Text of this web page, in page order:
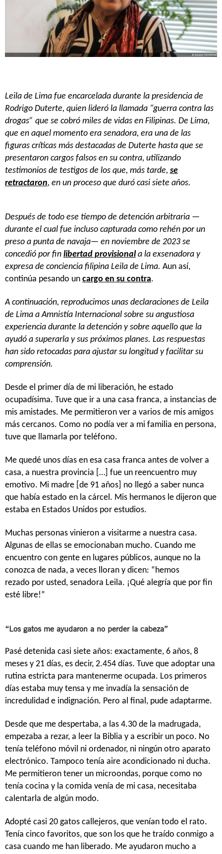
Leila de Lima fue encarcelada durante la presidencia de
Rodrigo Duterte, quien lideró la llamada “guerra contra las
drogas” que se cobró miles de vidas en Filipinas. De Lima,
que en aquel momento era senadora, era una de las
figuras críticas más destacadas de Duterte hasta que se
presentaron cargos falsos en su contra, utilizando
testimonios de testigos de los que, más tarde, se
retractaron, en un proceso que duró casi siete años.
Después de todo ese tiempo de detención arbitraria —
durante el cual fue incluso capturada como rehén por un
preso a punta de navaja— en noviembre de 2023 se
concedió por fin libertad provisional a la exsenadora y
expresa de conciencia filipina Leila de Lima. Aun así,
continúa pesando un cargo en su contra.
A continuación, reproducimos unas declaraciones de Leila
de Lima a Amnistía Internacional sobre su angustiosa
experiencia durante la detención y sobre aquello que la
ayudó a superarla y sus próximos planes. Las respuestas
han sido retocadas para ajustar su longitud y facilitar su
comprensión.
Desde el primer día de mi liberación, he estado
ocupadísima. Tuve que ir a una casa franca, a instancias de
mis amistades. Me permitieron ver a varios de mis amigos
más cercanos. Como no podía ver a mi familia en persona,
tuve que llamarla por teléfono.
Me quedé unos días en esa casa franca antes de volver a
casa, a nuestra provincia […] fue un reencuentro muy
emotivo. Mi madre [de 91 años] no llegó a saber nunca
que había estado en la cárcel. Mis hermanos le dijeron que
estaba en Estados Unidos por estudios.
Muchas personas vinieron a visitarme a nuestra casa.
Algunas de ellas se emocionaban mucho. Cuando me
encuentro con gente en lugares públicos, aunque no la
conozca de nada, a veces lloran y dicen: “hemos
rezado por usted, senadora Leila. ¡Qué alegría que por fin
esté libre!”
“Los gatos me ayudaron a no perder la cabeza”
Pasé detenida casi siete años: exactamente, 6 años, 8
meses y 21 días, es decir, 2.454 días. Tuve que adoptar una
rutina estricta para mantenerme ocupada. Los primeros
días estaba muy tensa y me invadía la sensación de
incredulidad e indignación. Pero al final, pude adaptarme.
Desde que me despertaba, a las 4.30 de la madrugada,
empezaba a rezar, a leer la Biblia y a escribir un poco. No
tenía teléfono móvil ni ordenador, ni ningún otro aparato
electrónico. Tampoco tenía aire acondicionado ni ducha.
Me permitieron tener un microondas, porque como no
tenía cocina y la comida venía de mi casa, necesitaba
calentarla de algún modo.
Adopté casi 20 gatos callejeros, que venían todo el rato.
Tenía cinco favoritos, que son los que he traído conmigo a
casa cuando me han liberado. Me ayudaron mucho a